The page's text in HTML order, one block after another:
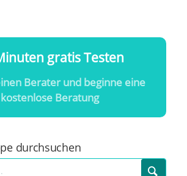
gratis Testen
Berater und beginne eine
kostenlose Beratung
durchsuchen